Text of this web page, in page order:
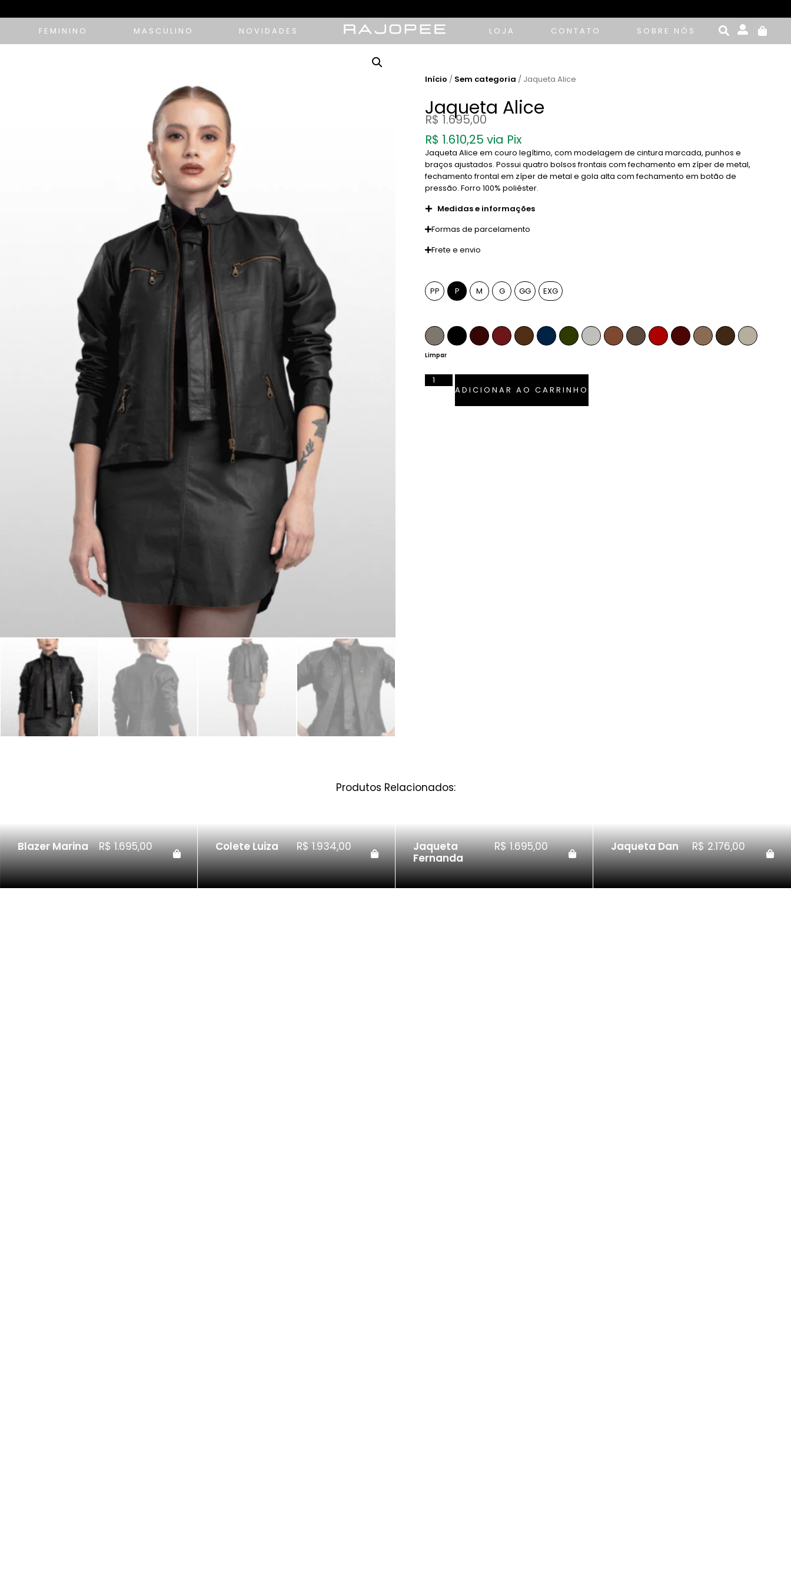
FEMININO MASCULINO NOVIDADES LOJA CONTATO SOBRE NÓS
Início / Sem categoria / Jaqueta Alice
Jaqueta Alice
R$ 1.695,00
R$ 1.610,25 via Pix
Jaqueta Alice em couro legítimo, com modelagem de cintura marcada, punhos e
braços ajustados. Possui quatro bolsos frontais com fechamento em zíper de metal,
fechamento frontal em zíper de metal e gola alta com fechamento em botão de
pressão. Forro 100% poliéster.
Medidas e informações
Formas de parcelamento
Frete e envio
PP
P M G GG EXG
Fendi Preto Pinhão MarsalaWhiskeyAzul MarinhoVerde Musgo
Off-WhiteCaramelo
Anelina Vermelho Ferrari
Bordô Camel Tabaco Pérola
Limpar
ADICIONAR AO CARRINHO
Produtos Relacionados:
Blazer Marina R$1.695,00 Colete Luiza R$1.934,00
Jaqueta
Fernanda
R$1.695,00 Jaqueta Dan R$2.176,00